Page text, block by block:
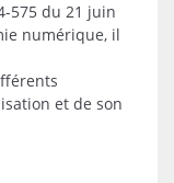
575 du 21 juin
numérique, il
et de son